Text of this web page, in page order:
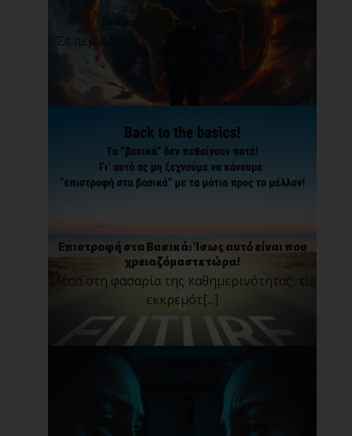
Το παρόν δεν είναι παντοτινό!
Σε περιόδους αβεβαιότητας, δυσάρεστων
Επιστροφή στα Βασικά: Ίσως αυτό είναι που
χρειαζόμαστε τώρα!
Μέσα στη φασαρία της καθημερινότητας, τις
εκκρεμότ[...]